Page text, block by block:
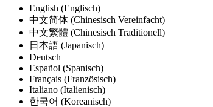
English (Englisch)
中文简体 (Chinesisch Vereinfacht)
中文繁體 (Chinesisch Traditionell)
日本語 (Japanisch)
Deutsch
Español (Spanisch)
Français (Französisch)
Italiano (Italienisch)
한국어 (Koreanisch)